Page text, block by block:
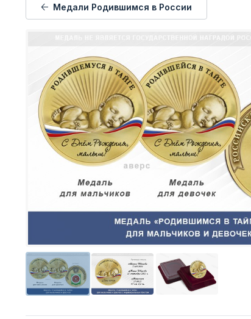
Медали Родившимся в России